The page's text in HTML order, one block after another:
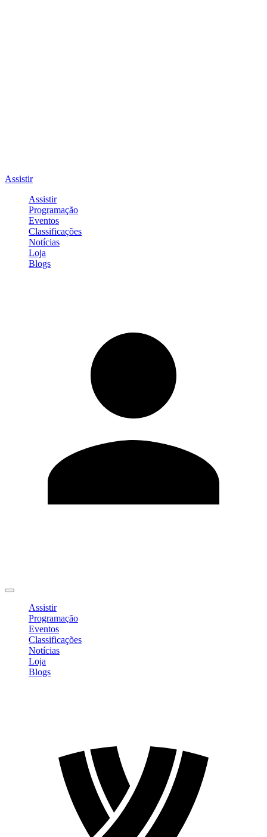
Assistir
Assistir
Programação
Eventos
Classificações
Notícias
Loja
Blogs
Assistir
Programação
Eventos
Classificações
Notícias
Loja
Blogs